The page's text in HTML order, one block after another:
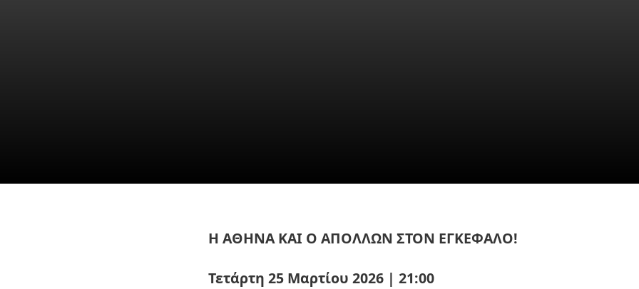
Η ΑΘΗΝΑ ΚΑΙ Ο ΑΠΟΛΛΩΝ ΣΤΟΝ ΕΓΚΕΦΑΛΟ!
Τετάρτη 25 Μαρτίου 2026 | 21:00